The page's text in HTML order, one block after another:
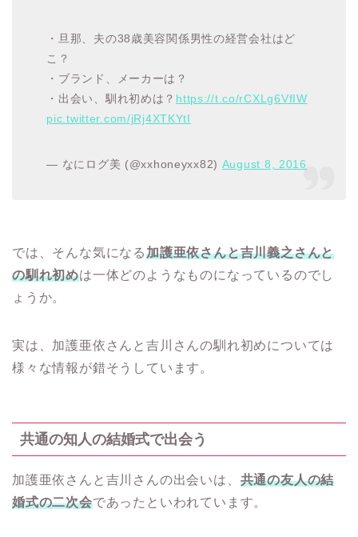
・旦那、夫の38歳美容関係男性の経営会社はど
こ？
・ブランド、メーカーは？
・出会い、馴れ初めは？ https://t.co/rCXLg6VfIW
pic.twitter.com/jRj4XTKYtI
— なにログ美 (@xxhoneyxx82) August 8, 2016
では、そんな気になる加護亜依さんと吉川義之さんと
の馴れ初めは一体どのようなものになっているのでし
ょうか。
実は、加護亜依さんと吉川さんの馴れ初めについては
様々な情報が錯そうしています。
共通の知人の結婚式で出会う
加護亜依さんと吉川さんの出会いは、 共通の友人の結
婚式の二次会であったといわれています。